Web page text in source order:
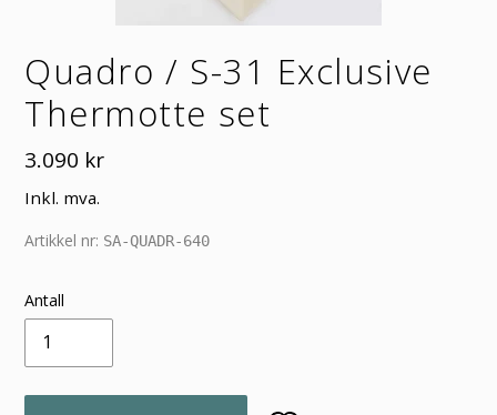
Quadro / S-31 Exclusive
Thermotte set
Vanlig
pris
3.090 kr
Inkl. mva.
Artikkel nr: SA-QUADR-640
Antall